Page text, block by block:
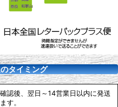
タイミング
認後、翌日～14営業日以内に発送
す。